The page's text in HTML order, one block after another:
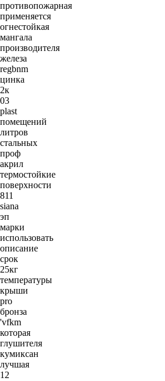
противопожарная
применяется
огнестойкая
мангала
производителя
железа
regbnm
цинка
2к
03
plast
помещений
литров
стальных
проф
акрил
термостойкие
поверхности
811
siana
эп
марки
использовать
описание
срок
25кг
температуры
крыши
pro
бронза
'vfkm
которая
глушителя
кумиксан
лучшая
12